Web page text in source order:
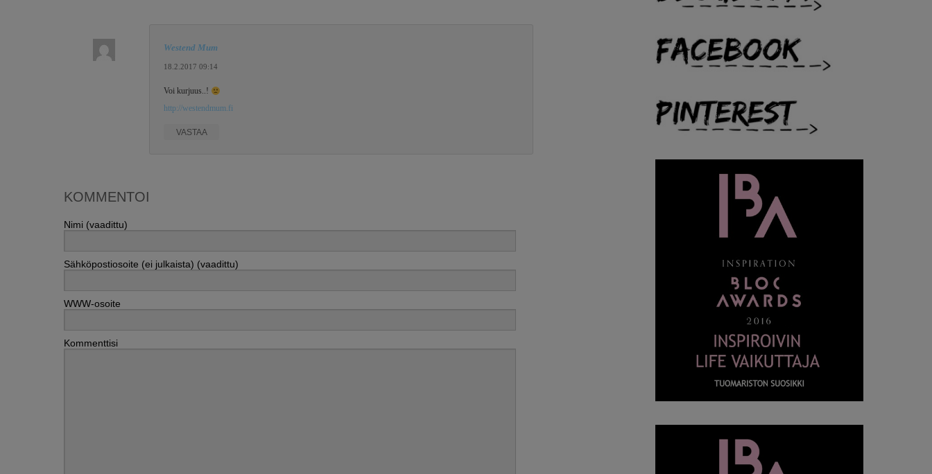
Westend Mum
18.2.2017 09:14
Voi kurjuus..!
http://westendmum.fi
VASTAA
KOMMENTOI
Nimi (vaadittu)
Sähköpostiosoite (ei julkaista) (vaadittu)
WWW-osoite
Kommenttisi